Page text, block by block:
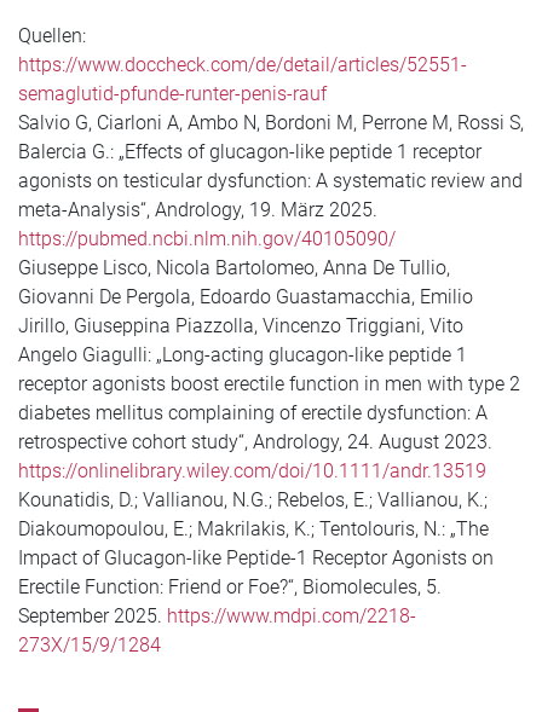
Quellen:
https://www.doccheck.com/de/detail/articles/52551-
semaglutid-pfunde-runter-penis-rauf
Salvio G, Ciarloni A, Ambo N, Bordoni M, Perrone M, Rossi S,
Balercia G.: „Effects of glucagon-like peptide 1 receptor
agonists on testicular dysfunction: A systematic review and
meta-Analysis“, Andrology, 19. März 2025.
https://pubmed.ncbi.nlm.nih.gov/40105090/
Giuseppe Lisco, Nicola Bartolomeo, Anna De Tullio,
Giovanni De Pergola, Edoardo Guastamacchia, Emilio
Jirillo, Giuseppina Piazzolla, Vincenzo Triggiani, Vito
Angelo Giagulli: „Long-acting glucagon-like peptide 1
receptor agonists boost erectile function in men with type 2
diabetes mellitus complaining of erectile dysfunction: A
retrospective cohort study“, Andrology, 24. August 2023.
https://onlinelibrary.wiley.com/doi/10.1111/andr.13519
Kounatidis, D.; Vallianou, N.G.; Rebelos, E.; Vallianou, K.;
Diakoumopoulou, E.; Makrilakis, K.; Tentolouris, N.: „The
Impact of Glucagon-like Peptide-1 Receptor Agonists on
Erectile Function: Friend or Foe?“, Biomolecules, 5.
September 2025. https://www.mdpi.com/2218-
273X/15/9/1284